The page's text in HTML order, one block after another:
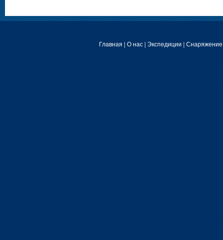
Главная | О нас| Экспедиции | Снаряжение